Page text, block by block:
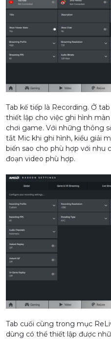
Tab kế tiếp là Recording. Ở
thiết lập cho việc ghi hình
chơi game. Với những thông
tắt Mic khi ghi hình, kiểu giải
biến sao cho phù hợp với nhu
đoạn video phù hợp.
Tab cuối cùng trong mục
dùng có thể thiết lập được